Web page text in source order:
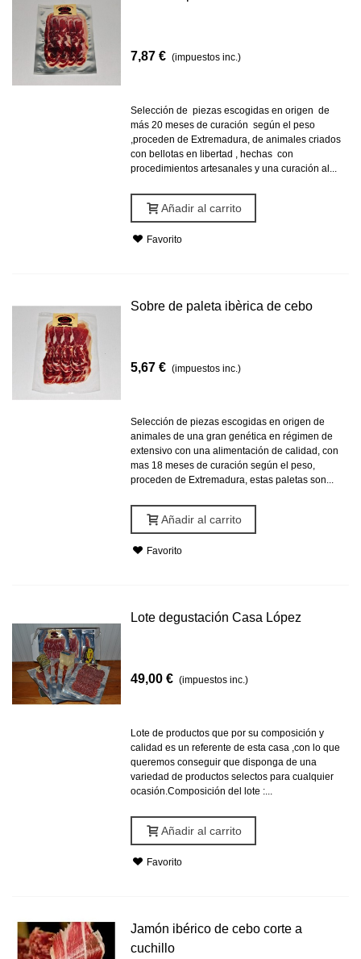
7,87 € (impuestos inc.)
Selección de piezas escogidas en origen de
más 20 meses de curación según el peso
,proceden de Extremadura, de animales criados
con bellotas en libertad , hechas con
procedimientos artesanales y una curación al...
Añadir al carrito
Favorito
Sobre de paleta ibèrica de cebo
5,67 € (impuestos inc.)
Selección de piezas escogidas en origen de
animales de una gran genética en régimen de
extensivo con una alimentación de calidad, con
mas 18 meses de curación según el peso,
proceden de Extremadura, estas paletas son...
Añadir al carrito
Favorito
Lote degustación Casa López
49,00 € (impuestos inc.)
Lote de productos que por su composición y
calidad es un referente de esta casa ,con lo que
queremos conseguir que disponga de una
variedad de productos selectos para cualquier
ocasión.Composición del lote :...
Añadir al carrito
Favorito
Jamón ibérico de cebo corte a
cuchillo